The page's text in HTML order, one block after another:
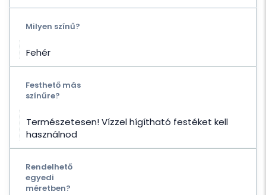
Milyen színű?
Fehér
Festhető más
színűre?
Természetesen! Vízzel hígítható festéket kell
használnod
Rendelhető
egyedi
méretben?